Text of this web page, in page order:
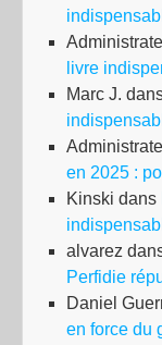
livre
Marc J.
en 2025 :
Kinski dans
alvarez
Perfidie
Daniel
en force du